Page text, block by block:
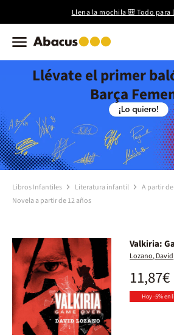
Llena la mochila 🎒 Todo para
Llévate el primer
Barça
Libros Infantiles Literatura infantil
A partir
Novela a partir de 12 años
Valkiria:
Lozano, David
11,87€
Hoy -5% en